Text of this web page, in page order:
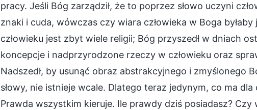
pracy. Jeśli Bóg zarządził, że to poprzez słowo uczyni
znaki i cuda, wówczas czy wiara człowieka w Boga
człowieku jest zbyt wiele religii; Bóg przyszedł w dniach
koncepcje i nadprzyrodzone rzeczy w człowieku oraz
Nadszedł, by usunąć obraz abstrakcyjnego i zmyślonego
słowy, nie istnieje wcale. Dlatego teraz jedynym, co ma
Prawda wszystkim kieruje. Ile prawdy dziś posiadasz?